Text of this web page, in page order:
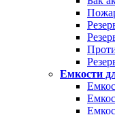
Емкости